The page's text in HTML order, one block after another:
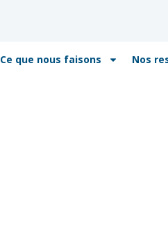
Ce que nous faisons Nos